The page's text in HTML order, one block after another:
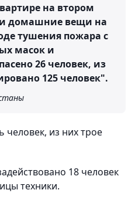
на втором
и домашние вещи на
тушения пожара с
масок и
26 человек, из
125 человек".
человек, из них трое
18 человек
техники.